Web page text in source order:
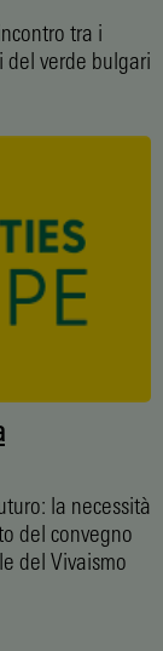
tra i
verde bulgari
la necessità
del convegno
del Vivaismo